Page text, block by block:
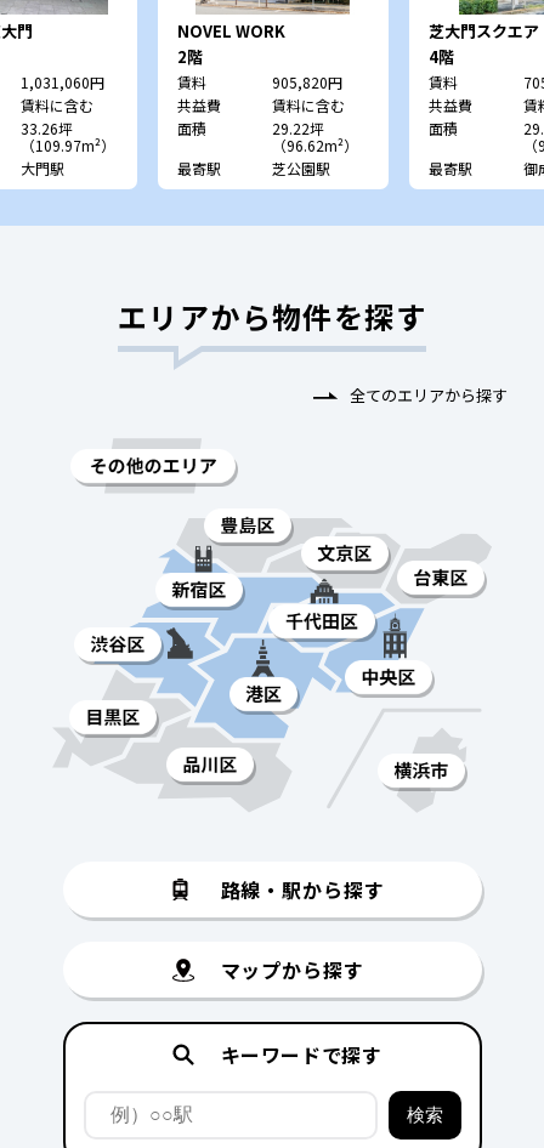
門
1,031,060円
賃料に含む
33.26坪
（109.97m²）
大門駅
NOVEL WORK
Shibakoen
2階
賃料
905,820円
共益費
賃料に含む
面積
29.22坪
（96.62m²）
最寄駅
芝公園駅
芝大門スクエア
4階
賃料
共益費
賃
面積
最寄駅
御
エリアから物件を探す
全てのエリアから探す
路線・駅から探す
マップから探す
キーワードで探す